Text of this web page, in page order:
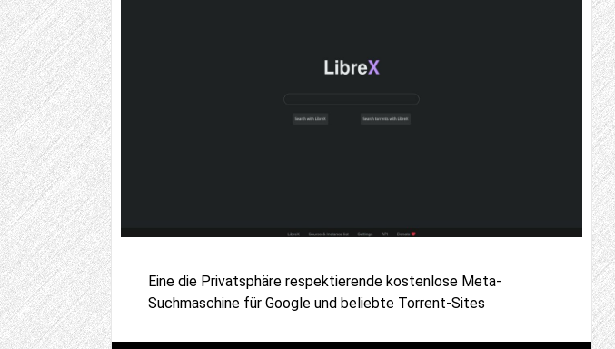
Eine die Privatsphäre respektierende kostenlose Meta-
Suchmaschine für Google und beliebte Torrent-Sites